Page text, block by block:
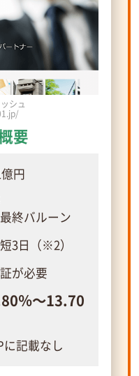
シュ
要
円
ルーン
3日（※2）
が必要
％～13.70
記載なし